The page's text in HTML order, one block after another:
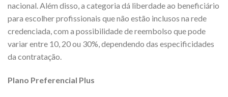
nacional. Além disso, a categoria dá liberdade ao beneficiário
para escolher profissionais que não estão inclusos na rede
credenciada, com a possibilidade de reembolso que pode
variar entre 10, 20 ou 30%, dependendo das especificidades
da contratação.
Plano Preferencial Plus